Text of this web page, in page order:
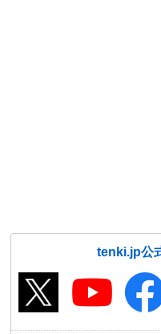
tenki.jp公